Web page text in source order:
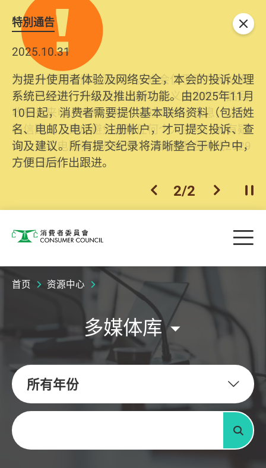
特別通告
2025.10.31
为提升使用者体验及网络安全，本会的投诉处理
系统已经进行升级及推出新功能。由2025年11月
10日起，消费者需要提供基本联络资料（包括姓
名、电邮及电话）注册帐户，才可提交投诉、查
询及建议。所有提交纪录将清晰整合于帐户中，
方便日后作出跟进。
上一个
2/2 下一个开
关闭
消费者委员会 目
首页 资源中心
多媒体库
所有年份
关键字
搜寻